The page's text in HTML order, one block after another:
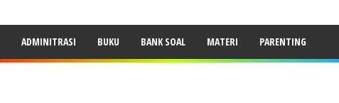
ADMINITRASI BUKU BANK SOAL MATERI PARENTING